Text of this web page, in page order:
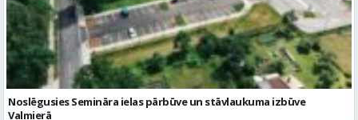
Noslēgusies Semināra ielas pārbūve un stāvlaukuma izbūve
Valmierā
Reklāmraksti Skatīt visu